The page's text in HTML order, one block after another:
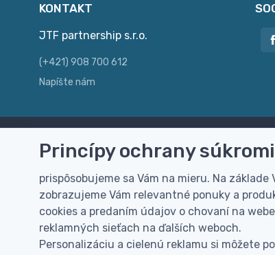
KONTAKT
JTF partnership s.r.o.
(+421) 908 700 612
Napíšte nám
Doprava zdarma
Doručenie k Vám domov zdarma od
100 EUR (bez DPH)
Princípy ochrany
prispôsobujeme sa Vám na mieru. Na
zobrazujeme Vám relevantné ponuky a
cookies a predaním údajov o chovaní na
reklamných sieťach na ďalších weboch.
Personalizáciu a cielenú reklamu si môžete